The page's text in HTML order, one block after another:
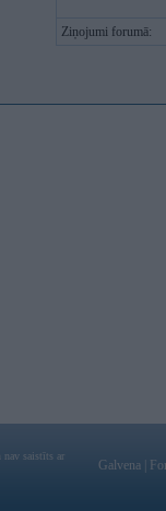
Ziņojumi forumā:
nav saistīts ar
Galvena